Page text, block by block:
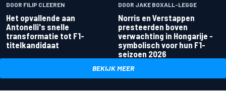
DOOR FILIP CLEEREN
Het opvallende aan
Antonelli's snelle
transformatie tot F1-
titelkandidaat
DOOR JAKE BOXALL-LEGGE
Norris en Verstappen
presteerden boven
verwachting in Hongarije -
symbolisch voor hun F1-
seizoen 2026
BEKIJK MEER